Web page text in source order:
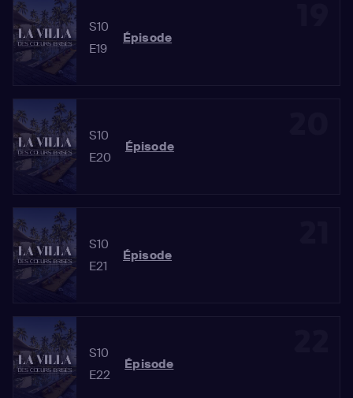
S10
E19
Épisode
S10
E20
Épisode
S10
E21
Épisode
S10
E22
Épisode